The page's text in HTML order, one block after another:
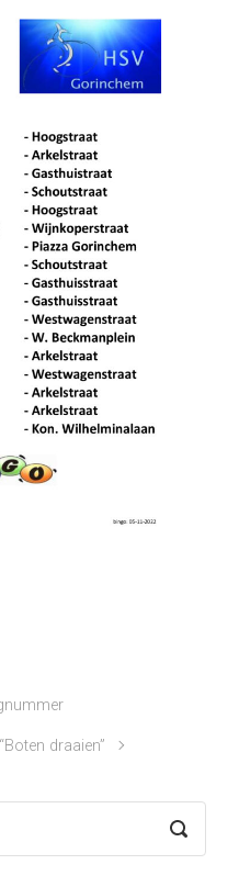
draaien”